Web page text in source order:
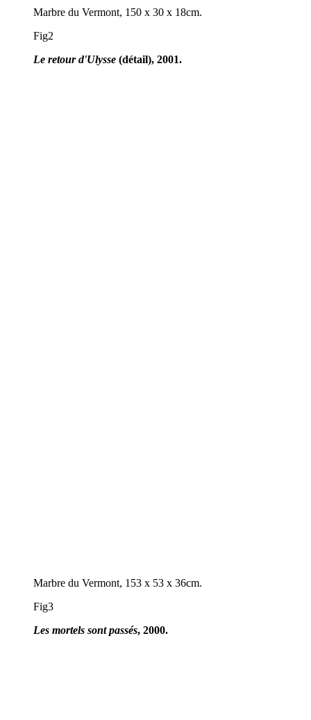
Marbre du Vermont, 150 x 30 x 18cm.
Fig2
Le retour d'Ulysse (détail), 2001.
Marbre du Vermont, 153 x 53 x 36cm.
Fig3
Les mortels sont passés, 2000.